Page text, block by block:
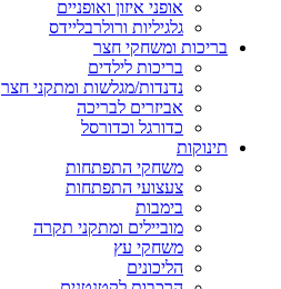
אופני איזון ואופניים
גלגיליות ורולרבליידס
בריכות ומשחקי חצר
בריכות לילדים
נדנדות/מגלשות ומתקני חצר
אביזרים לבריכה
כדורגל וכדורסל
תינוקות
משחקי התפתחות
צעצועי התפתחות
בימבות
מוביילים ומתקני תקרה
משחקי עץ
הליכונים